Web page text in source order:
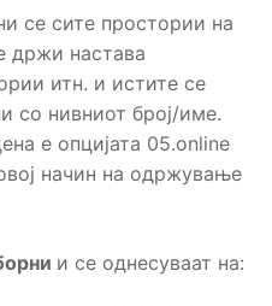
се сите простории на
држи настава
итн. и истите се
со нивниот број/име.
е опцијата 05.online
начин на одржување
и се однесуваат на: